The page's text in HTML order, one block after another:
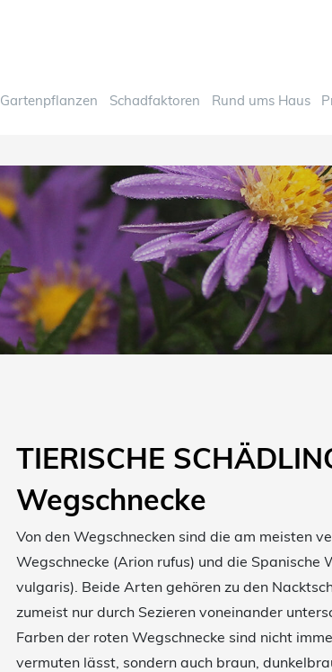
Gartenpflanzen Schadfaktoren Rund ums Haus
TIERISCHE
Wegschnecke
Von den Wegschnecken sind die am meisten
Wegschnecke (Arion rufus) und die Spanische
vulgaris). Beide Arten gehören zu den
zumeist nur durch Sezieren voneinander
Farben der roten Wegschnecke sind nicht
vermuten lässt, sondern auch braun,